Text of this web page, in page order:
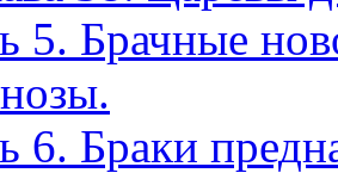
5. Брачные
6. Браки